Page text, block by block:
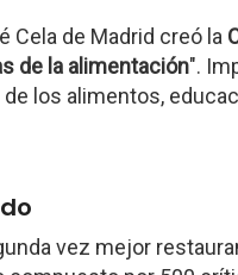
Cela de Madrid creó la
de la alimentación".
los alimentos,
vez mejor